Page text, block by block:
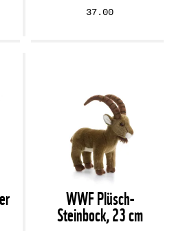
37.00
WWF Plüsch-
Steinbock, 23 cm